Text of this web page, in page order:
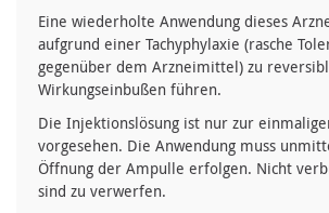
Eine wiederholte Anwendung dieses
aufgrund einer Tachyphylaxie (rasche
gegenüber dem Arzneimittel) zu
Wirkungseinbußen führen.
Die Injektionslösung ist nur zur
vorgesehen. Die Anwendung muss
Öffnung der Ampulle erfolgen. Nicht
sind zu verwerfen.